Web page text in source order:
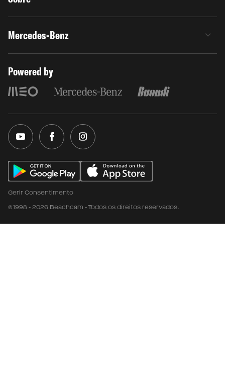
Mercedes-Benz
Powered by
Gerir Consentimento
©1998 - 2026 Beachcam - Todos os direitos reservados.